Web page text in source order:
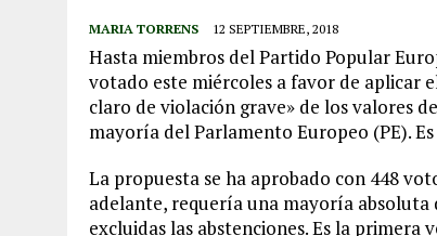
MARIA TORRENS 12 SEPTIEMBRE, 2018
Hasta miembros del Partido Popular
votado este miércoles a favor de aplicar
claro de violación grave» de los valores
mayoría del Parlamento Europeo (PE).
La propuesta se ha aprobado con 448
adelante, requería una mayoría absoluta
excluidas las abstenciones. Es la primera